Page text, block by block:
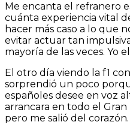
Me encanta el refranero
cuánta experiencia vital
hacer más caso a lo que
evitar actuar tan
mayoría de las veces. Yo
El otro día viendo la f1
sorprendió un poco
españoles desee en voz
arrancara en todo el
pero me salió del corazón.